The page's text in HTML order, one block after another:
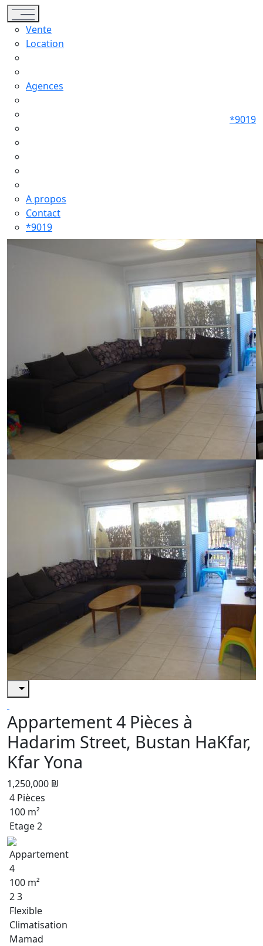
Toggle navigation
Vente
Location
Agences
A propos
Contact
*9019
*9019
Appartement 4 Pièces à
Hadarim Street, Bustan HaKfar,
Kfar Yona
1,250,000 ₪
4 Pièces
100 m²
Etage 2
Appartement
4
100 m²
2 3
Flexible
Climatisation
Mamad